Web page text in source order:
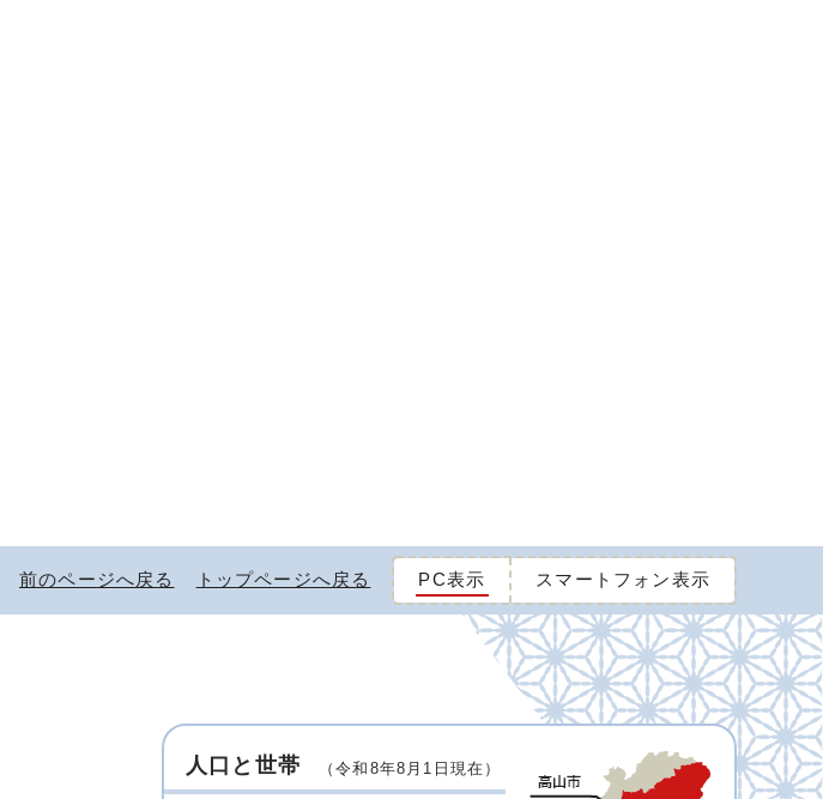
前のページへ戻る トップページへ戻る PC表示 スマートフォン表示
人口と世帯 （令和8年8月1日現在）